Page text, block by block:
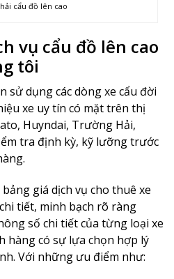
cẩu đồ lên cao
vụ cẩu đồ lên cao
tôi
sử dụng các dòng xe cẩu đời
xe uy tín có mặt trên thị
Huyndai, Trường Hải,
tra định kỳ, kỹ lưỡng trước
giá dịch vụ cho thuê xe
tiết, minh bạch rõ ràng
số chi tiết của từng loại xe
hàng có sự lựa chọn hợp lý
Với những ưu điểm như: